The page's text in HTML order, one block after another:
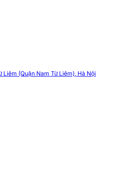
Liêm (Quận Nam Từ Liêm), Hà Nội